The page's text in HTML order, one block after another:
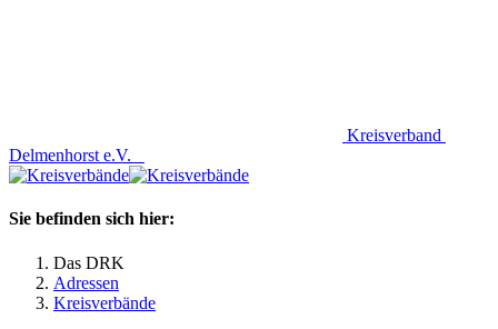
Kreisverband
Delmenhorst e.V.
Sie befinden sich hier:
Das DRK
Adressen
Kreisverbände